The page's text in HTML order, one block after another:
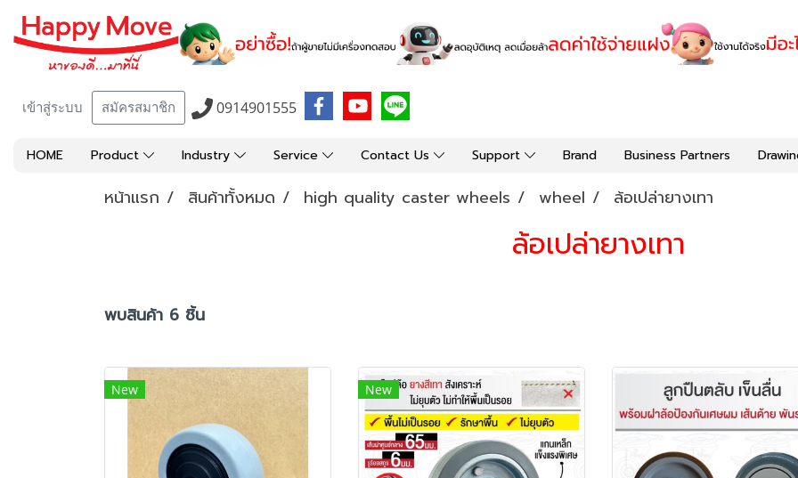
เข้าสู่ระบบ สมัครสมาชิก 0914901555
HOME Product Industry Service Contact Us Support Brand Business Partners
หน้าแรก สินค้าทั้งหมด high quality caster wheels wheel ล้อเปล่ายางเทา
ล้อเปล่ายางเทา
พบสินค้า 6 ชิ้น
New New